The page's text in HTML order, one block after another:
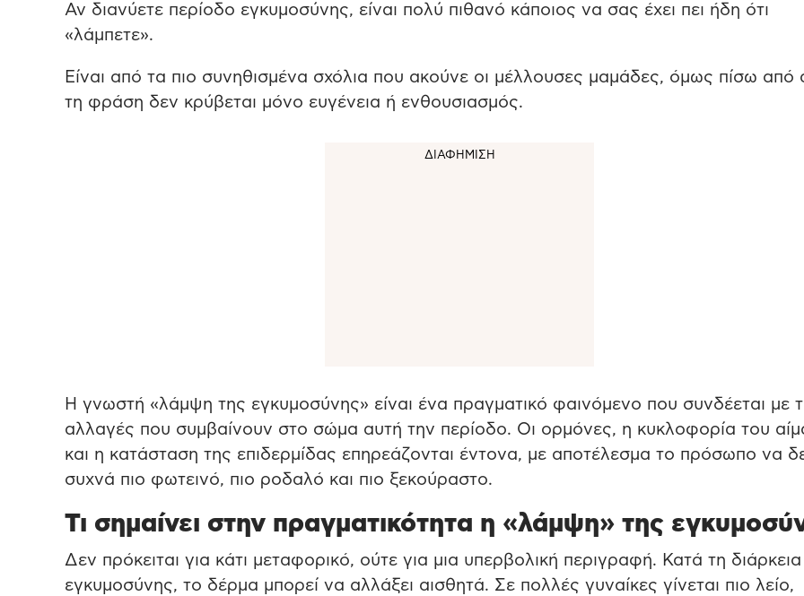
Αν διανύετε περίοδο εγκυμοσύνης, είναι πολύ πιθανό κάποιος να σας έχει πει ήδη ότι
«λάμπετε».
Είναι από τα πιο συνηθισμένα σχόλια που ακούνε οι μέλλουσες μαμάδες, όμως πίσω από
τη φράση δεν κρύβεται μόνο ευγένεια ή ενθουσιασμός.
Η γνωστή «λάμψη της εγκυμοσύνης» είναι ένα πραγματικό φαινόμενο που συνδέεται με
αλλαγές που συμβαίνουν στο σώμα αυτή την περίοδο. Οι ορμόνες, η κυκλοφορία του
και η κατάσταση της επιδερμίδας επηρεάζονται έντονα, με αποτέλεσμα το πρόσωπο να
συχνά πιο φωτεινό, πιο ροδαλό και πιο ξεκούραστο.
Τι σημαίνει στην πραγματικότητα η «λάμψη» της
Δεν πρόκειται για κάτι μεταφορικό, ούτε για μια υπερβολική περιγραφή. Κατά τη
εγκυμοσύνης, το δέρμα μπορεί να αλλάξει αισθητά. Σε πολλές γυναίκες γίνεται πιο λείο,